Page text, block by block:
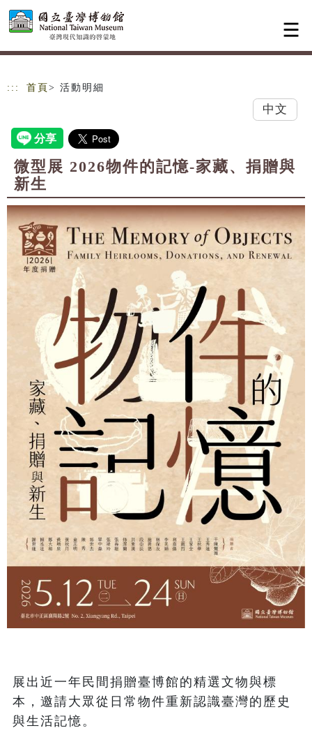
跳到主要內容
網站導覽
::: 首頁 > 活動明細
中文
微型展 2026物件的記憶-家藏、捐贈與
新生
展出近一年民間捐贈臺博館的精選文物與標
本，邀請大眾從日常物件重新認識臺灣的歷史
與生活記憶。